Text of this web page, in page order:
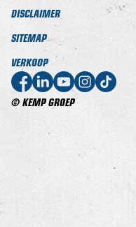
© KEMP GROEP
DISCLAIMER
SITEMAP
VERKOOP